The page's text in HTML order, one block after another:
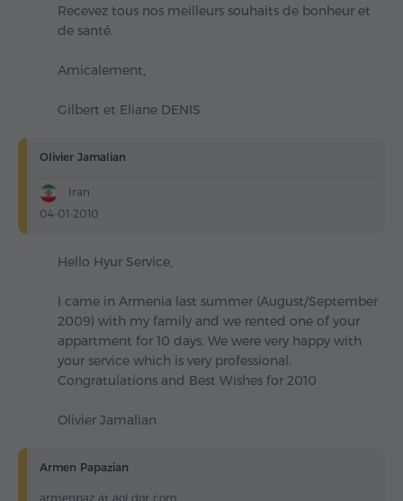
Recevez tous nos meilleurs souhaits de bonheur et
de santé.
Amicalement,
Gilbert et Eliane DENIS
Olivier Jamalian
Iran
04-01-2010
Hello Hyur Service,
I came in Armenia last summer (August/September
2009) with my family and we rented one of your
appartment for 10 days. We were very happy with
your service which is very professional.
Congratulations and Best Wishes for 2010
Olivier Jamalian
Armen Papazian
armenpaz at aol dot com